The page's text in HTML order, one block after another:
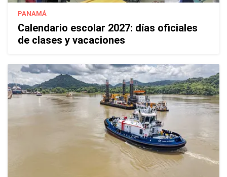
PANAMÁ
Calendario escolar 2027: días oficiales
de clases y vacaciones